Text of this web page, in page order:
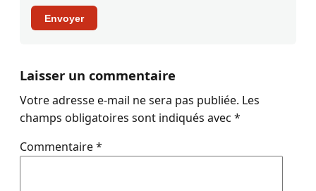
Envoyer
Laisser un commentaire
Votre adresse e-mail ne sera pas publiée. Les
champs obligatoires sont indiqués avec *
Commentaire*